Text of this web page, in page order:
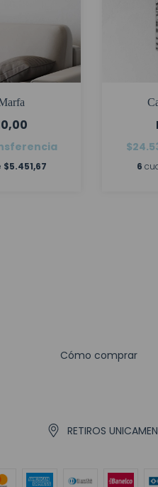
$5.451,67 6
Cómo comprar
RETIROS